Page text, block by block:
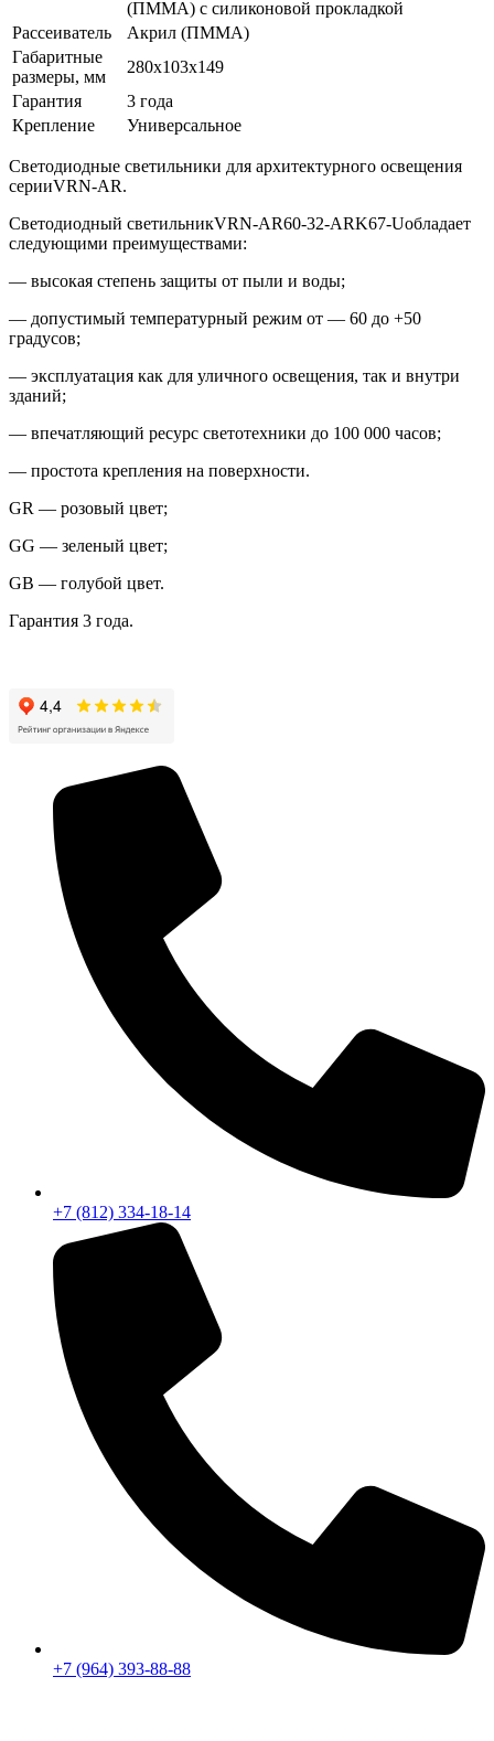
(ПММА) с силиконовой прокладкой
Рассеиватель
Акрил (ПММА)
Габаритные
размеры, мм
280х103х149
Гарантия
3 года
Крепление
Универсальное
Светодиодные светильники для архитектурного освещения
серииVRN-AR.
Светодиодный светильникVRN-AR60-32-ARK67-Uобладает
следующими преимуществами:
— высокая степень защиты от пыли и воды;
— допустимый температурный режим от — 60 до +50
градусов;
— эксплуатация как для уличного освещения, так и внутри
зданий;
— впечатляющий ресурс светотехники до 100 000 часов;
— простота крепления на поверхности.
GR — розовый цвет;
GG — зеленый цвет;
GB — голубой цвет.
Гарантия 3 года.
+7 (812) 334-18-14
+7 (964) 393-88-88